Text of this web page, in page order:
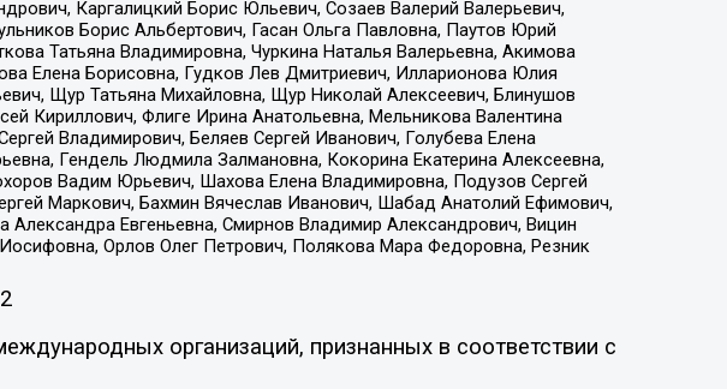
Каргалицкий Борис Юльевич, Созаев Валерий Валерьевич,
Борис Альбертович, Гасан Ольга Павловна, Паутов Юрий
Татьяна Владимировна, Чуркина Наталья Валерьевна, Акимова
Елена Борисовна, Гудков Лев Дмитриевич, Илларионова Юлия
Щур Татьяна Михайловна, Щур Николай Алексеевич, Блинушов
Кириллович, Флиге Ирина Анатольевна, Мельникова Валентина
Владимирович, Беляев Сергей Иванович, Голубева Елена
Гендель Людмила Залмановна, Кокорина Екатерина Алексеевна,
Вадим Юрьевич, Шахова Елена Владимировна, Подузов Сергей
Маркович, Бахмин Вячеслав Иванович, Шабад Анатолий Ефимович,
Евгеньевна, Смирнов Владимир Александрович, Вицин
Орлов Олег Петрович, Полякова Мара Федоровна, Резник
организаций, признанных в соответствии с